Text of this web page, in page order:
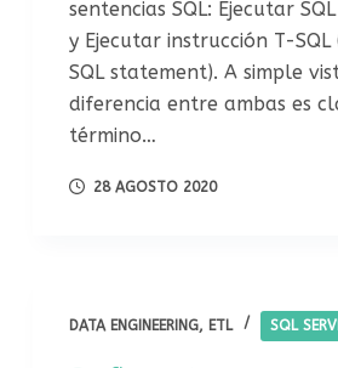
sentencias SQL: Ejecutar
y Ejecutar instrucción T-SQL
SQL statement). A simple
diferencia entre ambas es
término…
28 AGOSTO 2020
DATA ENGINEERING, ETL SQL